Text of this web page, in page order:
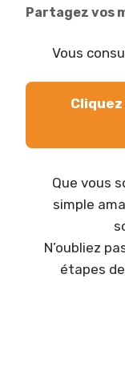
Partagez vos
Vous
Que vous
simple
N’oubliez
étapes